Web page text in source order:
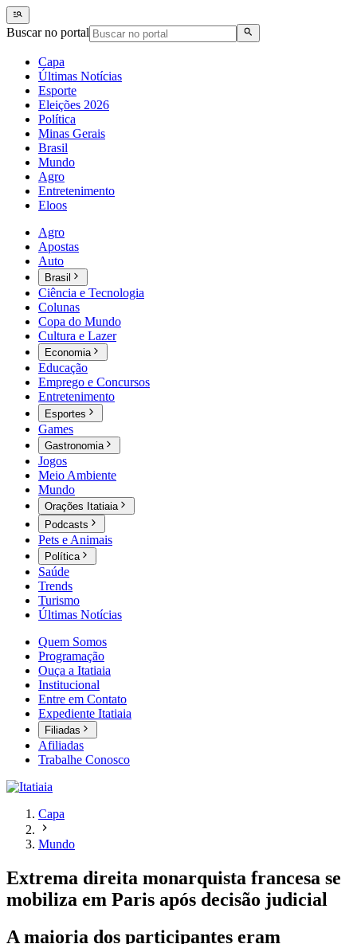
Buscar no portal
Capa
Últimas Notícias
Esporte
Eleições 2026
Política
Minas Gerais
Brasil
Mundo
Agro
Entretenimento
Eloos
Agro
Apostas
Auto
Brasil
Ciência e Tecnologia
Colunas
Copa do Mundo
Cultura e Lazer
Economia
Educação
Emprego e Concursos
Entretenimento
Esportes
Games
Gastronomia
Jogos
Meio Ambiente
Mundo
Orações Itatiaia
Podcasts
Pets e Animais
Política
Saúde
Trends
Turismo
Últimas Notícias
Quem Somos
Programação
Ouça a Itatiaia
Institucional
Entre em Contato
Expediente Itatiaia
Filiadas
Afiliadas
Trabalhe Conosco
Capa
Mundo
Extrema direita monarquista francesa se
mobiliza em Paris após decisão judicial
A maioria dos participantes eram